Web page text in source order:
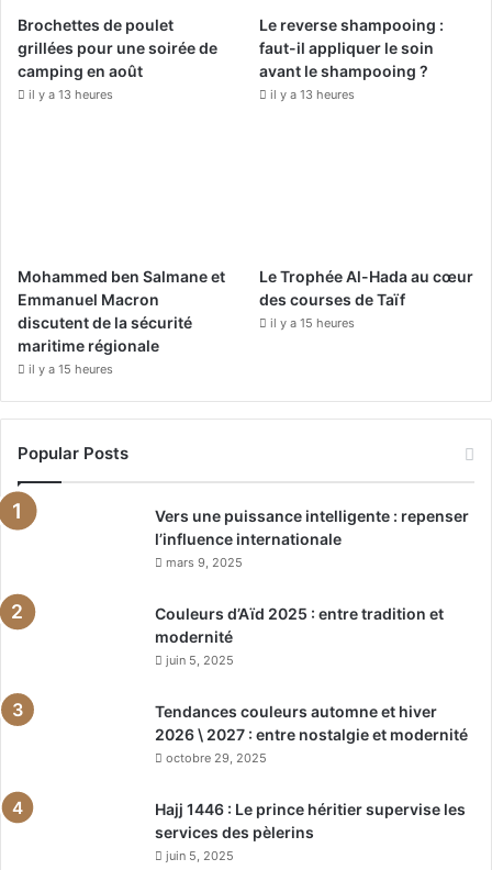
k
a
m
Brochettes de poulet
grillées pour une soirée de
camping en août
il y a 13 heures
Le reverse shampooing :
faut-il appliquer le soin
avant le shampooing ?
il y a 13 heures
Mohammed ben Salmane et
Emmanuel Macron
discutent de la sécurité
maritime régionale
il y a 15 heures
Le Trophée Al-Hada au cœur
des courses de Taïf
il y a 15 heures
Popular Posts
Vers une puissance intelligente : repenser
l’influence internationale
mars 9, 2025
Couleurs d’Aïd 2025 : entre tradition et
modernité
juin 5, 2025
Tendances couleurs automne et hiver
2026 \ 2027 : entre nostalgie et modernité
octobre 29, 2025
Hajj 1446 : Le prince héritier supervise les
services des pèlerins
juin 5, 2025